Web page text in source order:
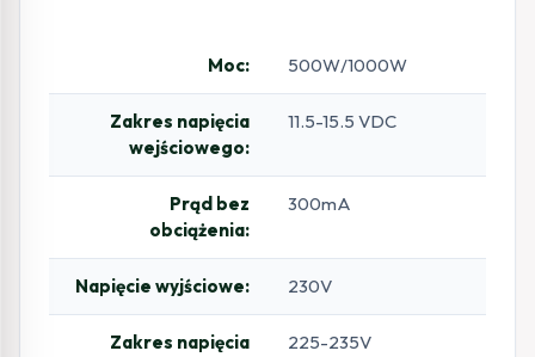
Moc: 500W/1000W
Zakres napięcia
wejściowego:
11.5-15.5 VDC
Prąd bez
obciążenia:
300mA
Napięcie wyjściowe: 230V
Zakres napięcia
225-235V